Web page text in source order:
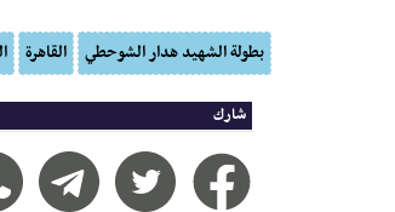
بطولة الشهيد هدار الشوحطي القاهرة
شارك